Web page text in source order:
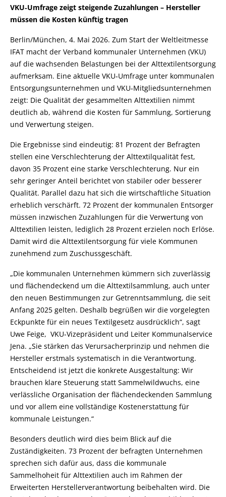
VKU‑Umfrage zeigt steigende Zuzahlungen – Hersteller
müssen die Kosten künftig tragen
Berlin/München, 4. Mai 2026. Zum Start der Weltleitmesse
IFAT macht der Verband kommunaler Unternehmen (VKU)
auf die wachsenden Belastungen bei der Alttextilentsorgung
aufmerksam. Eine aktuelle VKU‑Umfrage unter kommunalen
Entsorgungsunternehmen und VKU‑Mitgliedsunternehmen
zeigt: Die Qualität der gesammelten Alttextilien nimmt
deutlich ab, während die Kosten für Sammlung, Sortierung
und Verwertung steigen.
Die Ergebnisse sind eindeutig: 81 Prozent der Befragten
stellen eine Verschlechterung der Alttextilqualität fest,
davon 35 Prozent eine starke Verschlechterung. Nur ein
sehr geringer Anteil berichtet von stabiler oder besserer
Qualität. Parallel dazu hat sich die wirtschaftliche Situation
erheblich verschärft. 72 Prozent der kommunalen Entsorger
müssen inzwischen Zuzahlungen für die Verwertung von
Alttextilien leisten, lediglich 28 Prozent erzielen noch Erlöse.
Damit wird die Alttextilentsorgung für viele Kommunen
zunehmend zum Zuschussgeschäft.
„Die kommunalen Unternehmen kümmern sich zuverlässig
und flächendeckend um die Alttextilsammlung, auch unter
den neuen Bestimmungen zur Getrenntsammlung, die seit
Anfang 2025 gelten. Deshalb begrüßen wir die vorgelegten
Eckpunkte für ein neues Textilgesetz ausdrücklich“, sagt
Uwe Feige, VKU‑Vizepräsident und Leiter Kommunalservice
Jena. „Sie stärken das Verursacherprinzip und nehmen die
Hersteller erstmals systematisch in die Verantwortung.
Entscheidend ist jetzt die konkrete Ausgestaltung: Wir
brauchen klare Steuerung statt Sammelwildwuchs, eine
verlässliche Organisation der flächendeckenden Sammlung
und vor allem eine vollständige Kostenerstattung für
kommunale Leistungen.“
Besonders deutlich wird dies beim Blick auf die
Zuständigkeiten. 73 Prozent der befragten Unternehmen
sprechen sich dafür aus, dass die kommunale
Sammelhoheit für Alttextilien auch im Rahmen der
Erweiterten Herstellerverantwortung beibehalten wird. Die